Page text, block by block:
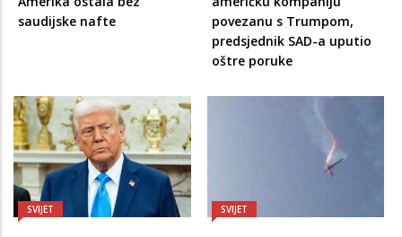
saudijske nafte
povezanu s Trumpom,
predsjednik SAD-a uputio
oštre poruke
SVIJET SVIJET